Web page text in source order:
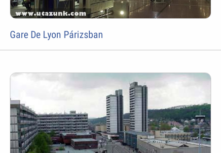
Gare De Lyon Párizsban